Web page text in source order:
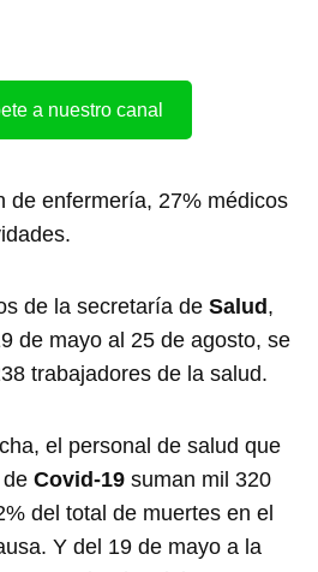
a nuestro canal
de enfermería, 27% médicos
de la secretaría deSalud ,
de mayo al 25 de agosto, se
trabajadores de la salud.
el personal de salud que
deCovid-19 suman mil 320
del total de muertes en el
Y del 19 de mayo a la